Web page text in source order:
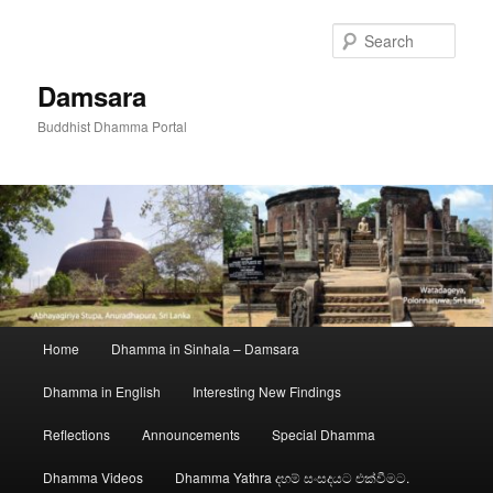
Damsara
Buddhist Dhamma Portal
Home Dhamma in Sinhala – Damsara
Dhamma in English Interesting New Findings
Reflections Announcements Special Dhamma
Dhamma Videos Dhamma Yathra දහම් සංසදයට එක්වීමට.